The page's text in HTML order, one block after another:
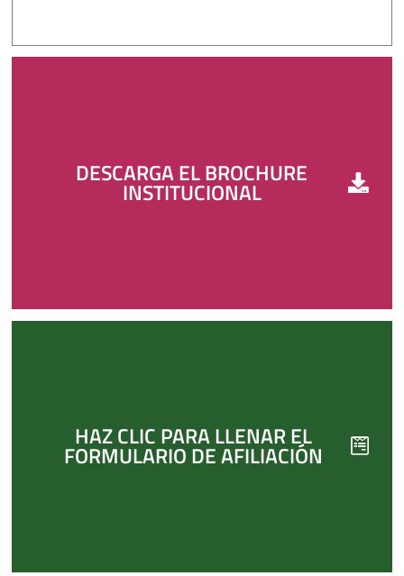
DESCARGA EL BROCHURE
INSTITUCIONAL
HAZ CLIC PARA LLENAR EL
FORMULARIO DE AFILIACIÓN